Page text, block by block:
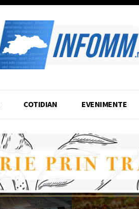
COTIDIAN EVENIMENTE